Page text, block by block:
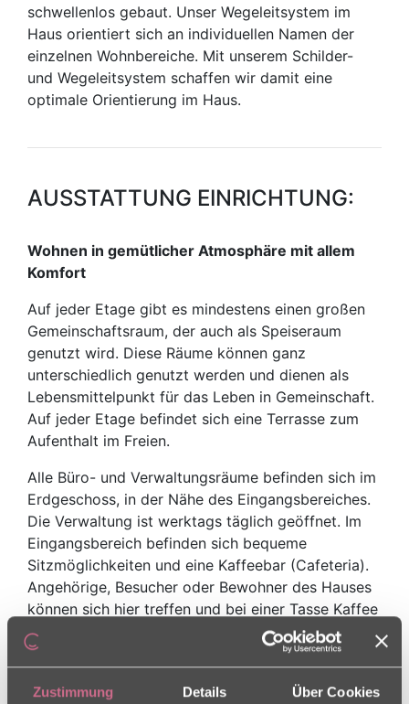
Zustimmung Details Über Cookies
schwellenlos gebaut. Unser Wegeleitsystem im
Haus orientiert sich an individuellen Namen der
einzelnen Wohnbereiche. Mit unserem Schilder-
und Wegeleitsystem schaffen wir damit eine
optimale Orientierung im Haus.
AUSSTATTUNG EINRICHTUNG:
Wohnen in gemütlicher Atmosphäre mit allem
Komfort
Auf jeder Etage gibt es mindestens einen großen
Gemeinschaftsraum, der auch als Speiseraum
genutzt wird. Diese Räume können ganz
unterschiedlich genutzt werden und dienen als
Lebensmittelpunkt für das Leben in Gemeinschaft.
Auf jeder Etage befindet sich eine Terrasse zum
Aufenthalt im Freien.
Alle Büro- und Verwaltungsräume befinden sich im
Erdgeschoss, in der Nähe des Eingangsbereiches.
Die Verwaltung ist werktags täglich geöffnet. Im
Eingangsbereich befinden sich bequeme
Sitzmöglichkeiten und eine Kaffeebar (Cafeteria).
Angehörige, Besucher oder Bewohner des Hauses
können sich hier treffen und bei einer Tasse Kaffee
miteinander ins Gespräch kommen.
Gartenanlage
Gemeinschaftsräume